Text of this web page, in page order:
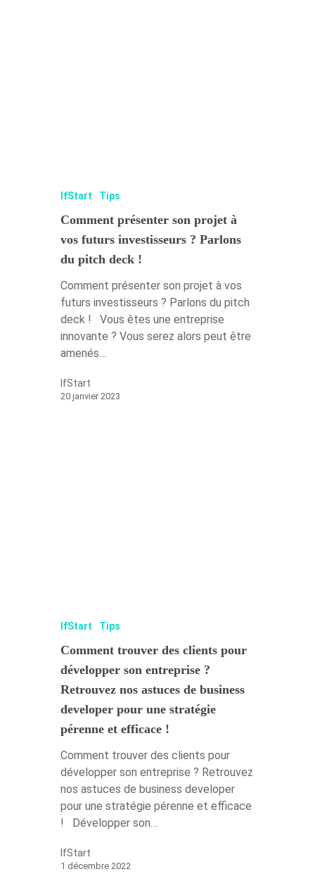
IfStart Tips
Comment présenter son projet à
vos futurs investisseurs ? Parlons
du pitch deck !
Comment présenter son projet à vos
futurs investisseurs ? Parlons du pitch
deck ! Vous êtes une entreprise
innovante ? Vous serez alors peut être
amenés…
IfStart
20 janvier 2023
IfStart Tips
Comment trouver des clients pour
développer son entreprise ?
Retrouvez nos astuces de business
developer pour une stratégie
pérenne et efficace !
Comment trouver des clients pour
développer son entreprise ? Retrouvez
nos astuces de business developer
pour une stratégie pérenne et efficace
! Développer son…
IfStart
1 décembre 2022